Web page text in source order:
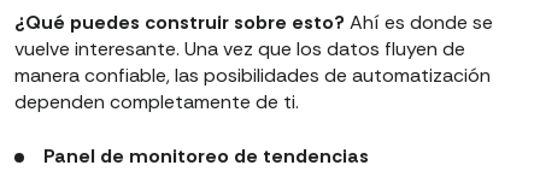
¿Qué puedes construir sobre esto? Ahí es donde se
vuelve interesante. Una vez que los datos fluyen de
manera confiable, las posibilidades de automatización
dependen completamente de ti.
Panel de monitoreo de tendencias